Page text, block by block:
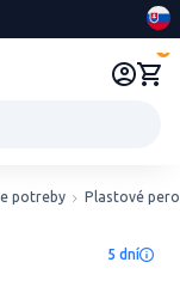
potreby Plastové pero
5 dní